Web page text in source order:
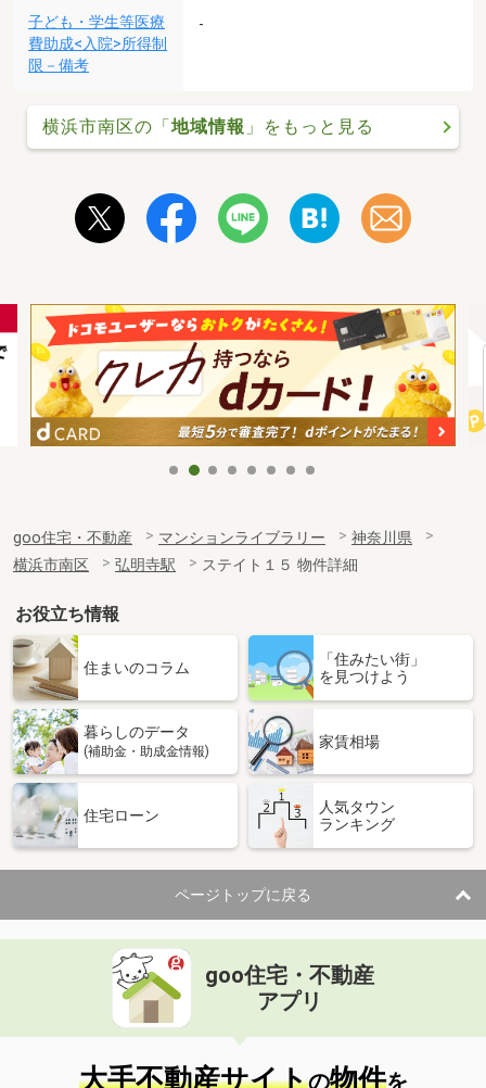
子ども・学生等医療
費助成<入院>所得制
限－備考
-
横浜市南区の「 地域情報 」をもっと見る
goo住宅・不動産 マンションライブラリー
神奈川県
横浜市南区
弘明寺駅 ステイト１５ 物件詳細
お役立ち情報
住まいのコラム
「住みたい街」
を見つけよう
暮らしのデータ
(補助金・助成金情報)
家賃相場
住宅ローン
人気タウン
ランキング
ページトップに戻る
goo住宅・不動産
アプリ
大手不動産サイトの物件を